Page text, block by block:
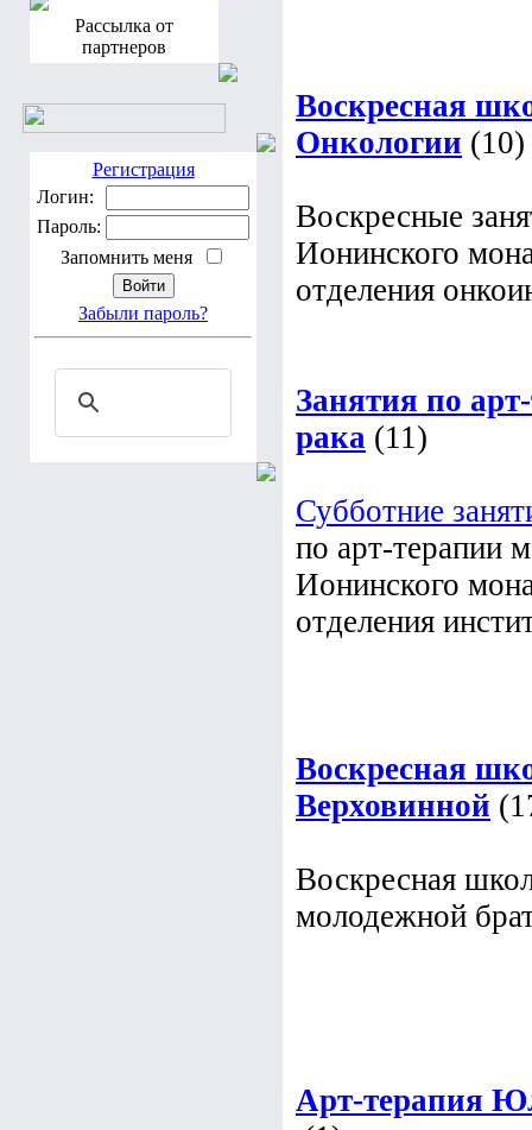
Рассылка от
партнеров
Регистрация
Логин:
Пароль:
Запомнить меня
Забыли пароль?
Воскресная
Онкологии (10)
Воскресные
Ионинского
отделения
Занятия по
рака (11)
Субботние
по арт-терапии
Ионинского
отделения
Воскресная
Верховинной
Воскресная
молодежной
Арт-терапия